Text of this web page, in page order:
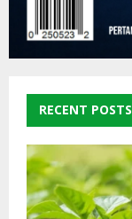
RECENT POSTS